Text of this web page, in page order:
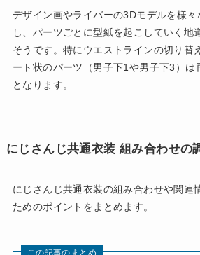
デザイン画やライバーの3Dモデルを様
し、パーツごとに型紙を起こしていく地
そうです。特にウエストラインの切り替
ート状のパーツ（男子下1や男子下3）は
となります。
にじさんじ共通衣装 組み合わせの
にじさんじ共通衣装の組み合わせや関連
ためのポイントをまとめます。
この記事のまとめ